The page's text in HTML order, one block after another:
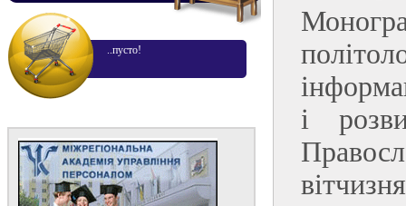
..пусто!
і